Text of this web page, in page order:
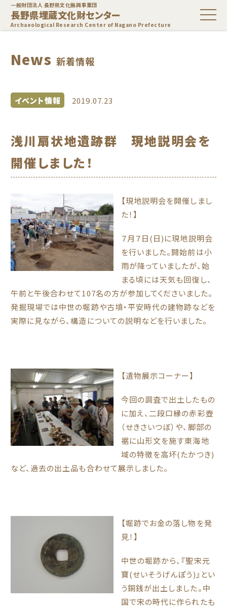
一般財団法人 長野県文化振興事業団
長野県埋蔵文化財センター
Archaeological Research Center of Nagano Prefecture
News 新着情報
イベント情報 2019.07.23
浅川扇状地遺跡群 現地説明会を
開催しました！
【現地説明会を開催しまし
た！】
７月７日(日)に現地説明会
を行いました。開始前は小
雨が降っていましたが、始
まる頃には天気も回復し、
午前と午後合わせて107名の方が参加してくださいました。
発掘現場では中世の堀跡や古墳・平安時代の建物跡などを
実際に見ながら、構造についての説明などを行いました。
【遺物展示コーナー】
今回の調査で出土したもの
に加え、二段口縁の赤彩壺
（せきさいつぼ）や、脚部の
裾に山形文を施す東海地
域の特徴を高坏(たかつき)
など、過去の出土品も合わせて展示しました。
【堀跡でお金の落し物を発
見！】
中世の堀跡から、『聖宋元
寶(せいそうげんぽう)』とい
う銅銭が出土しました。中
国で宋の時代に作られたも